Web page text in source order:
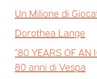
Un Milione di
Dorothea Lange
“80 YEARS OF AN
80 anni di Vespa